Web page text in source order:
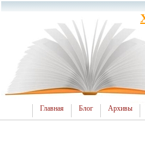
Главная Блог Архивы